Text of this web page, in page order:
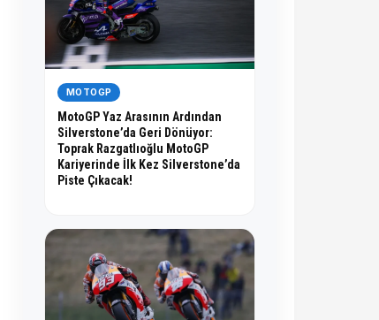
MOTOGP
MotoGP Yaz Arasının Ardından
Silverstone’da Geri Dönüyor:
Toprak Razgatlıoğlu MotoGP
Kariyerinde İlk Kez Silverstone’da
Piste Çıkacak!